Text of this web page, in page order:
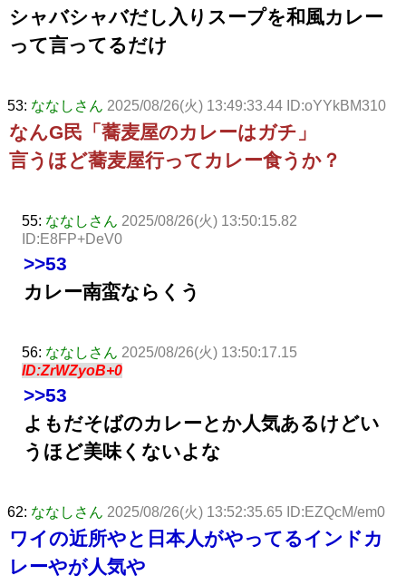
シャバシャバだし入りスープを和風カレー
って言ってるだけ
53: ななしさん 2025/08/26(火) 13:49:33.44 ID:oYYkBM310
なんG民「蕎麦屋のカレーはガチ」
言うほど蕎麦屋行ってカレー食うか？
55: ななしさん 2025/08/26(火) 13:50:15.82
ID:E8FP+DeV0
>>53
カレー南蛮ならくう
56: ななしさん 2025/08/26(火) 13:50:17.15
ID:ZrWZyoB+0
>>53
よもだそばのカレーとか人気あるけどい
うほど美味くないよな
62: ななしさん 2025/08/26(火) 13:52:35.65 ID:EZQcM/em0
ワイの近所やと日本人がやってるインドカ
レーやが人気や